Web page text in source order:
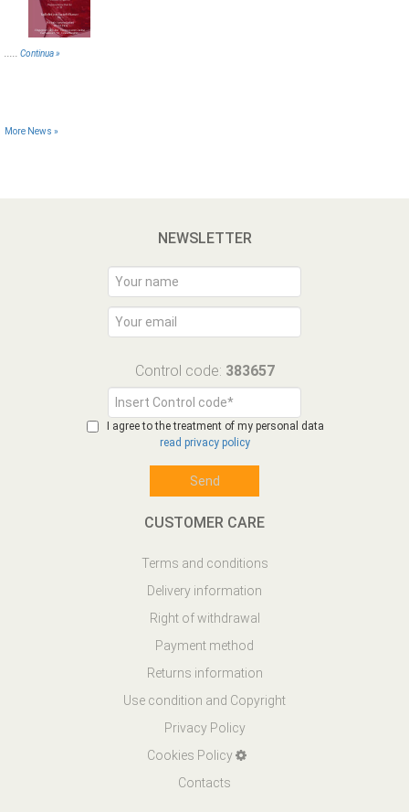
Continua »
More News »
NEWSLETTER
Control code: 383657
I agree to the treatment of my personal data
read privacy policy
CUSTOMER CARE
Terms and conditions
Delivery information
Right of withdrawal
Payment method
Returns information
Use condition and Copyright
Privacy Policy
Cookies Policy
Contacts